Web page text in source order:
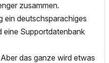
zusammen.
ein deutschsparachiges
eine Supportdatenbank
das ganze wird etwas